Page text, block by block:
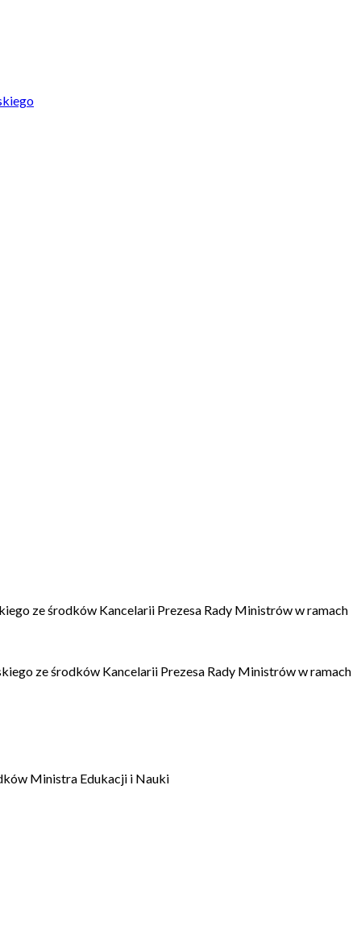
ze środków Kancelarii Prezesa Rady Ministrów w ramach
ze środków Kancelarii Prezesa Rady Ministrów w ramach
Ministra Edukacji i Nauki